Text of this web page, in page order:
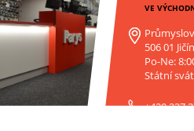
VE
506 01 Jičín
Po-Ne:
Státní
+420 227